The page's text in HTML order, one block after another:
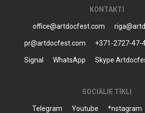
KONTAKTI
office@artdocfest.com
pr@artdocfest.com +371-2727-47-
Signal WhatsApp Skype
SOCIĀLIE TĪKLI
Telegram Youtube *nstagram